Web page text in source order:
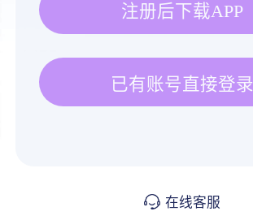
注册后下载APP
已有账号直接登录
在线客服